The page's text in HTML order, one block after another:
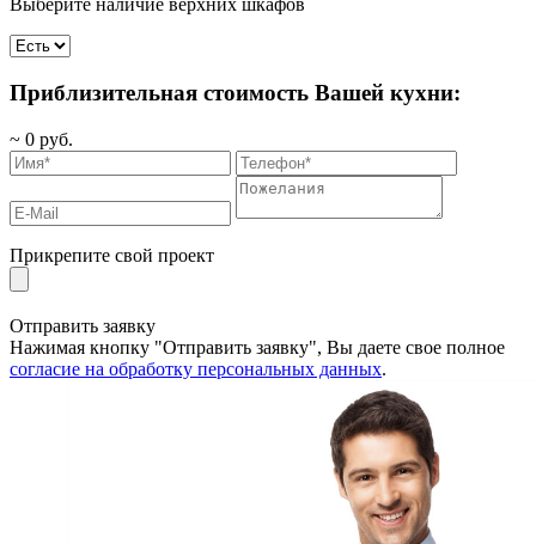
Выберите наличие верхних шкафов
Приблизительная стоимость Вашей кухни:
~ 0 руб.
Прикрепите свой проект
Отправить заявку
Нажимая кнопку "Отправить заявку", Вы даете свое полное
согласие на обработку персональных данных.